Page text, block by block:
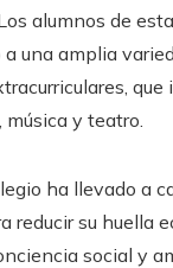
alumnos de
una amplia
que
y teatro.
ha llevado a
reducir su huella
social y